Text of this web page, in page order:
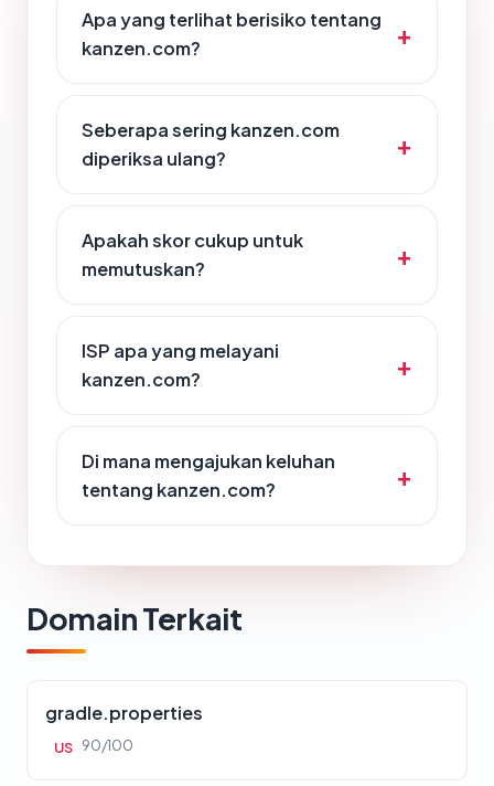
Apa yang terlihat berisiko tentang
kanzen.com?
Seberapa sering kanzen.com
diperiksa ulang?
Apakah skor cukup untuk
memutuskan?
ISP apa yang melayani
kanzen.com?
Di mana mengajukan keluhan
tentang kanzen.com?
Domain Terkait
gradle.properties
US 90/100